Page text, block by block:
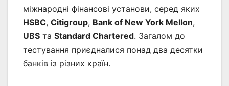
міжнародні фінансові установи, серед яких
HSBC, Citigroup, Bank of New York Mellon,
UBS та Standard Chartered. Загалом до
тестування приєдналися понад два десятки
банків із різних країн.